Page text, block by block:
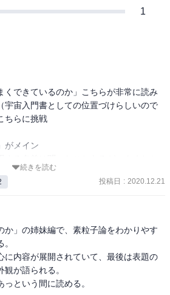
1
くできているのか」こちらが非常に読み
宇宙入門書としての位置づけらしいので
ちらに挑戦
がメイン
ことでいうと
小さい粒子（素粒子）」である
…
質は、「クォーク」と「レプトン」とい
れている
ぞれ，自分とペアになる粒子をもって
のペアとなっているニュートリノで形成
続きを読む
投稿日 : 2020.12.21
か」の姉妹編で、素粒子論をわかりやす
に内容が展開されていて、最後は表題の
が語られる。
という間に読める。